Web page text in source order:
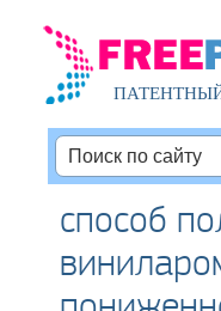
способ